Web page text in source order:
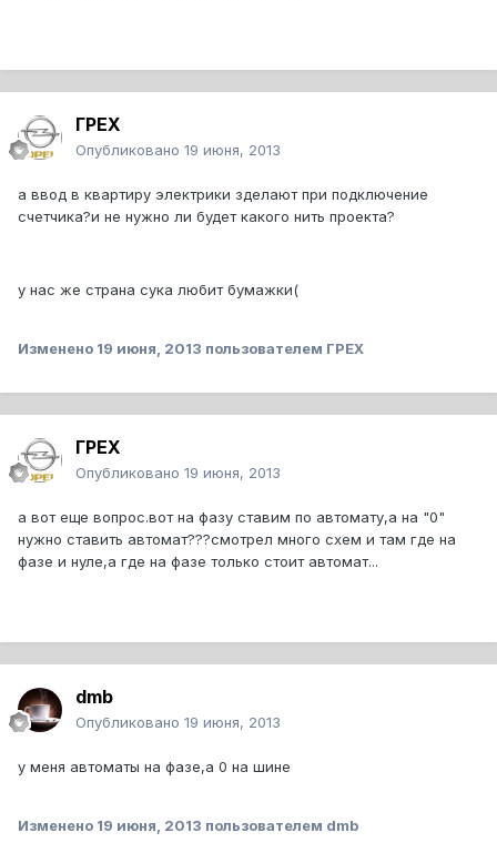
ГРЕХ
Опубликовано 19 июня, 2013
а ввод в квартиру электрики зделают при подключение
счетчика?и не нужно ли будет какого нить проекта?
у нас же страна сука любит бумажки(
Изменено 19 июня, 2013 пользователем ГРЕХ
ГРЕХ
Опубликовано 19 июня, 2013
а вот еще вопрос.вот на фазу ставим по автомату,а на "0"
нужно ставить автомат???смотрел много схем и там где на
фазе и нуле,а где на фазе только стоит автомат...
dmb
Опубликовано 19 июня, 2013
у меня автоматы на фазе,а 0 на шине
Изменено 19 июня, 2013 пользователем dmb